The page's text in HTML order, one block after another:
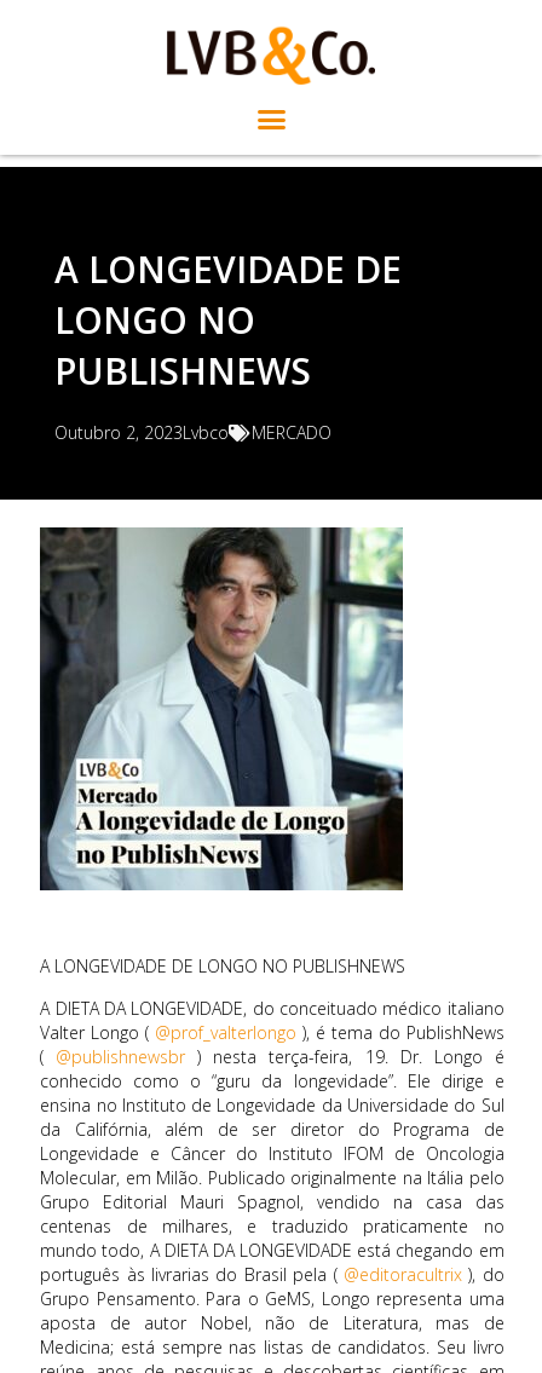
A LONGEVIDADE DE
LONGO NO
PUBLISHNEWS
Outubro 2, 2023Lvbco MERCADO
A LONGEVIDADE DE LONGO NO PUBLISHNEWS
A DIETA DA LONGEVIDADE, do conceituado médico italiano
Valter Longo ( @prof_valterlongo ), é tema do PublishNews
( @publishnewsbr) nesta terça-feira, 19. Dr. Longo é
conhecido como o “guru da longevidade”. Ele dirige e
ensina no Instituto de Longevidade da Universidade do Sul
da Califórnia, além de ser diretor do Programa de
Longevidade e Câncer do Instituto IFOM de Oncologia
Molecular, em Milão. Publicado originalmente na Itália pelo
Grupo Editorial Mauri Spagnol, vendido na casa das
centenas de milhares, e traduzido praticamente no
mundo todo, A DIETA DA LONGEVIDADE está chegando em
português às livrarias do Brasil pela ( @editoracultrix), do
Grupo Pensamento. Para o GeMS, Longo representa uma
aposta de autor Nobel, não de Literatura, mas de
Medicina; está sempre nas listas de candidatos. Seu livro